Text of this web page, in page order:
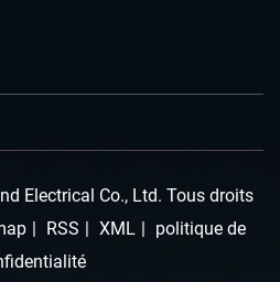
Electrical Co., Ltd. Tous droits
| RSS | XML | politique de